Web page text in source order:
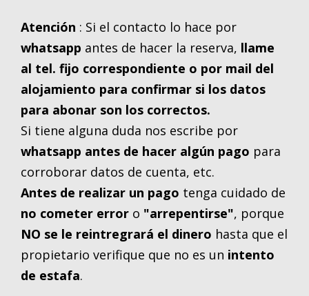
Atención : Si el contacto lo hace por
whatsapp antes de hacer la reserva, llame
al tel. fijo correspondiente o por mail del
alojamiento para confirmar si los datos
para abonar son los correctos.
Si tiene alguna duda nos escribe por
whatsapp antes de hacer algún pago para
corroborar datos de cuenta, etc.
Antes de realizar un pago tenga cuidado de
no cometer error o "arrepentirse", porque
NO se le reintregrará el dinero hasta que el
propietario verifique que no es un intento
de estafa.